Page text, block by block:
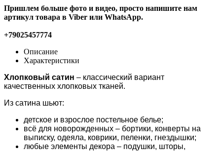
Пришлем больше фото и видео, просто напишите нам
артикул товара в Viber или WhatsApp.
+79025457774
Описание
Характеристики
Хлопковый сатин – классический вариант
качественных хлопковых тканей.
Из сатина шьют:
детское и взрослое постельное белье;
всё для новорожденных – бортики, конверты на
выписку, одеяла, коврики, пеленки, гнездышки;
любые элементы декора – подушки, шторы,